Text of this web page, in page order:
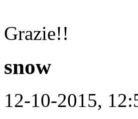
Grazie!!
snow
12-10-2015,